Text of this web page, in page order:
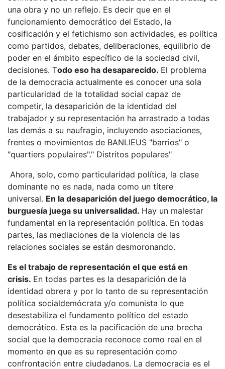
una obra y no un reflejo. Es decir que en el
funcionamiento democrático del Estado, la
cosificación y el fetichismo son actividades, es política
como partidos, debates, deliberaciones, equilibrio de
poder en el ámbito específico de la sociedad civil,
decisiones. Todo eso ha desaparecido. El problema
de la democracia actualmente es conocer una sola
particularidad de la totalidad social capaz de
competir, la desaparición de la identidad del
trabajador y su representación ha arrastrado a todas
las demás a su naufragio, incluyendo asociaciones,
frentes o movimientos de BANLIEUS "barrios" o
"quartiers populaires"." Distritos populares"
Ahora, solo, como particularidad política, la clase
dominante no es nada, nada como un títere
universal. En la desaparición del juego democrático, la
burguesía juega su universalidad. Hay un malestar
fundamental en la representación política. En todas
partes, las mediaciones de la violencia de las
relaciones sociales se están desmoronando.
Es el trabajo de representación el que está en
crisis. En todas partes es la desaparición de la
identidad obrera y por lo tanto de su representación
política socialdemócrata y/o comunista lo que
desestabiliza el fundamento político del estado
democrático. Esta es la pacificación de una brecha
social que la democracia reconoce como real en el
momento en que es su representación como
confrontación entre ciudadanos. La democracia es el